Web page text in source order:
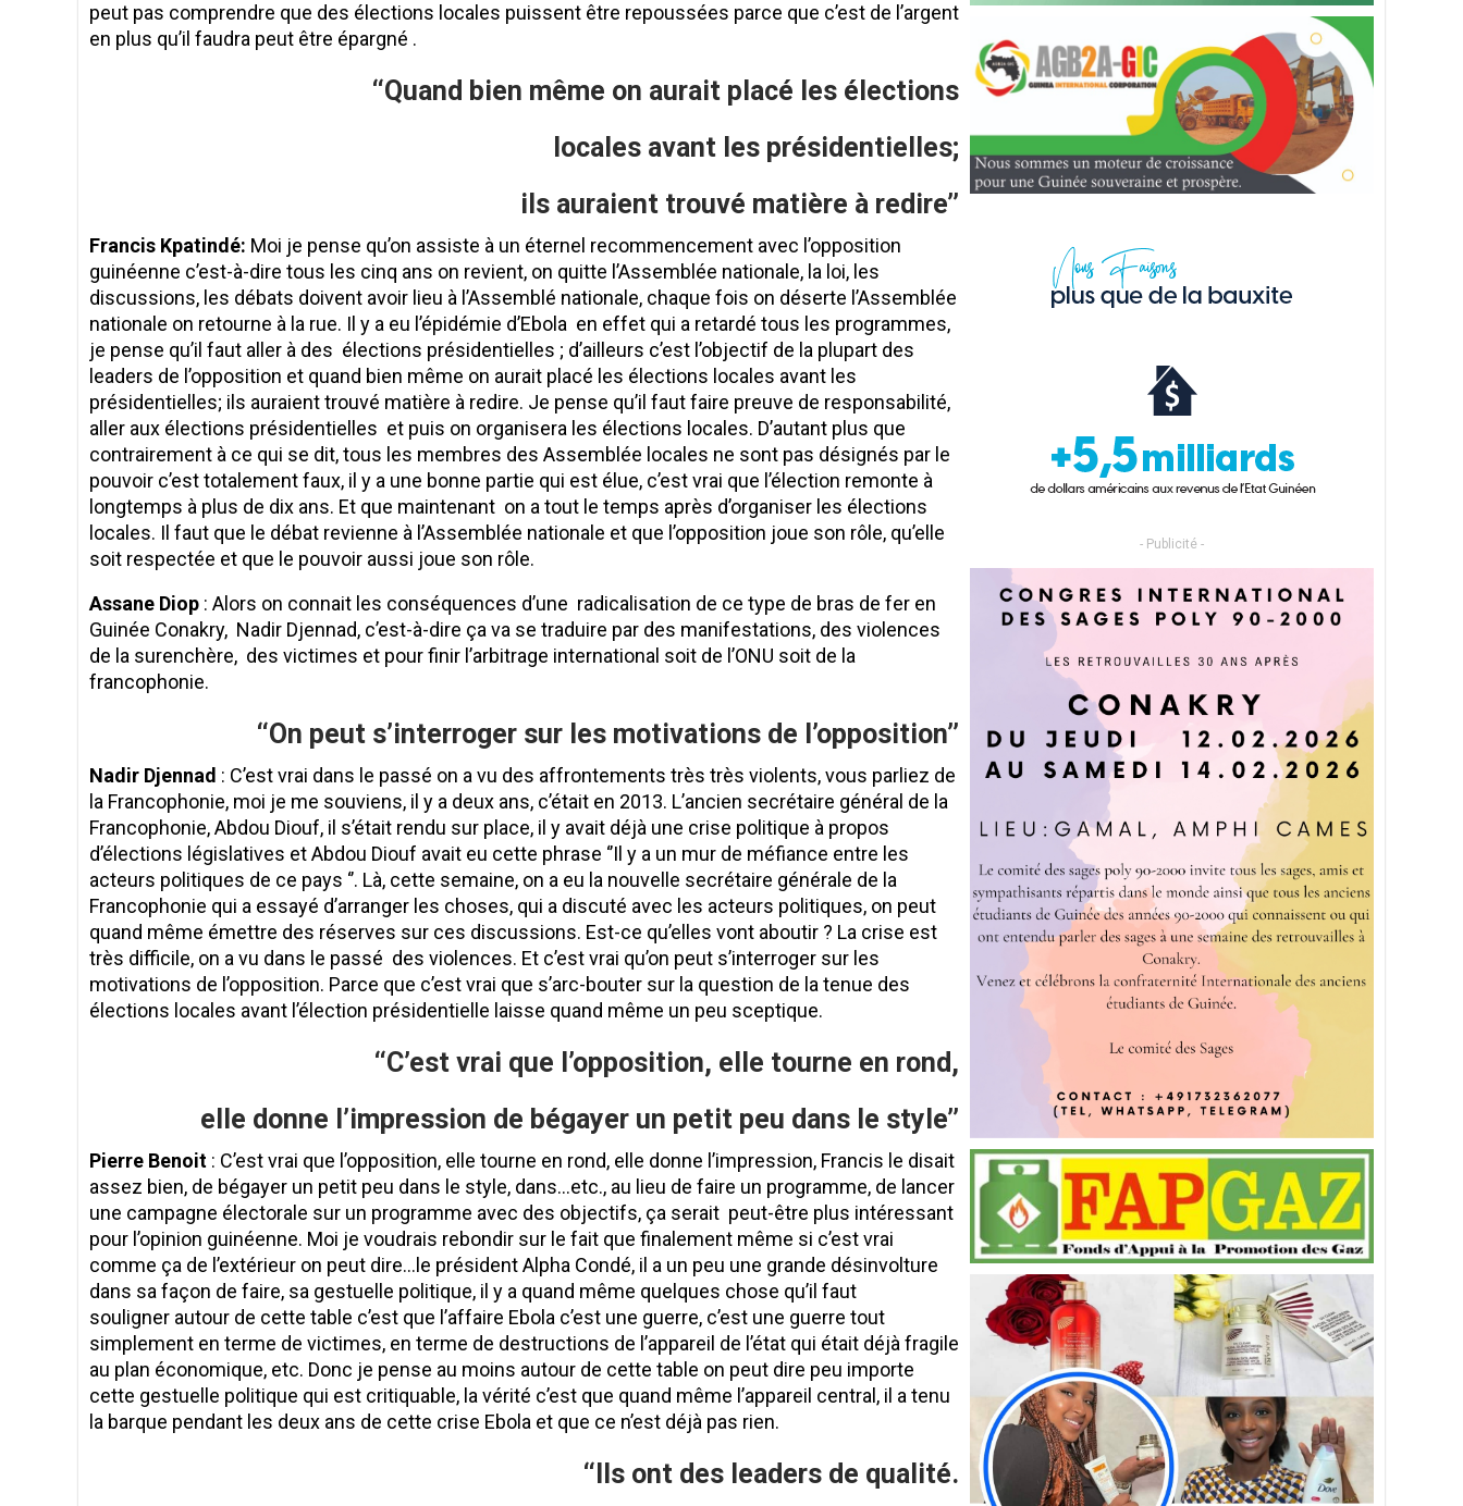
peut pas comprendre que des élections locales puissent être repoussées parce que c’est de l’argent
en plus qu’il faudra peut être épargné .
‘‘Quand bien même on aurait placé les élections
locales avant les présidentielles;
ils auraient trouvé matière à redire’’
Francis Kpatindé: Moi je pense qu’on assiste à un éternel recommencement avec l’opposition
guinéenne c’est-à-dire tous les cinq ans on revient, on quitte l’Assemblée nationale, la loi, les
discussions, les débats doivent avoir lieu à l’Assemblé nationale, chaque fois on déserte l’Assemblée
nationale on retourne à la rue. Il y a eu l’épidémie d’Ebola en effet qui a retardé tous les programmes,
je pense qu’il faut aller à des élections présidentielles ; d’ailleurs c’est l’objectif de la plupart des
leaders de l’opposition et quand bien même on aurait placé les élections locales avant les
présidentielles; ils auraient trouvé matière à redire. Je pense qu’il faut faire preuve de responsabilité,
aller aux élections présidentielles et puis on organisera les élections locales. D’autant plus que
contrairement à ce qui se dit, tous les membres des Assemblée locales ne sont pas désignés par le
pouvoir c’est totalement faux, il y a une bonne partie qui est élue, c’est vrai que l’élection remonte à
longtemps à plus de dix ans. Et que maintenant on a tout le temps après d’organiser les élections
locales. Il faut que le débat revienne à l’Assemblée nationale et que l’opposition joue son rôle, qu’elle
soit respectée et que le pouvoir aussi joue son rôle.
Assane Diop : Alors on connait les conséquences d’une radicalisation de ce type de bras de fer en
Guinée Conakry, Nadir Djennad, c’est-à-dire ça va se traduire par des manifestations, des violences
de la surenchère, des victimes et pour finir l’arbitrage international soit de l’ONU soit de la
francophonie.
‘‘On peut s’interroger sur les motivations de l’opposition’’
Nadir Djennad : C’est vrai dans le passé on a vu des affrontements très très violents, vous parliez de
la Francophonie, moi je me souviens, il y a deux ans, c’était en 2013. L’ancien secrétaire général de la
Francophonie, Abdou Diouf, il s’était rendu sur place, il y avait déjà une crise politique à propos
d’élections législatives et Abdou Diouf avait eu cette phrase ‘’Il y a un mur de méfiance entre les
acteurs politiques de ce pays ‘’. Là, cette semaine, on a eu la nouvelle secrétaire générale de la
Francophonie qui a essayé d’arranger les choses, qui a discuté avec les acteurs politiques, on peut
quand même émettre des réserves sur ces discussions. Est-ce qu’elles vont aboutir ? La crise est
très difficile, on a vu dans le passé des violences. Et c’est vrai qu’on peut s’interroger sur les
motivations de l’opposition. Parce que c’est vrai que s’arc-bouter sur la question de la tenue des
élections locales avant l’élection présidentielle laisse quand même un peu sceptique.
‘‘C’est vrai que l’opposition, elle tourne en rond,
elle donne l’impression de bégayer un petit peu dans le style’’
Pierre Benoit : C’est vrai que l’opposition, elle tourne en rond, elle donne l’impression, Francis le disait
assez bien, de bégayer un petit peu dans le style, dans…etc., au lieu de faire un programme, de lancer
une campagne électorale sur un programme avec des objectifs, ça serait peut-être plus intéressant
pour l’opinion guinéenne. Moi je voudrais rebondir sur le fait que finalement même si c’est vrai
comme ça de l’extérieur on peut dire…le président Alpha Condé, il a un peu une grande désinvolture
dans sa façon de faire, sa gestuelle politique, il y a quand même quelques chose qu’il faut
souligner autour de cette table c’est que l’affaire Ebola c’est une guerre, c’est une guerre tout
simplement en terme de victimes, en terme de destructions de l’appareil de l’état qui était déjà fragile
au plan économique, etc. Donc je pense au moins autour de cette table on peut dire peu importe
cette gestuelle politique qui est critiquable, la vérité c’est que quand même l’appareil central, il a tenu
la barque pendant les deux ans de cette crise Ebola et que ce n’est déjà pas rien.
‘‘Ils ont des leaders de qualité.
- Publicité -